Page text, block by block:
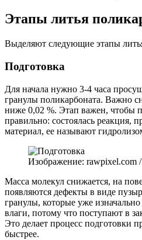
Этапы литья
Выделяют следующие этапы
Подготовка
Для начала нужно 3-4 часа
гранулы поликарбоната. Важно
ниже 0,02 %. Этап важен, чтобы
правильно: состоялась реакция,
материал, ее называют
Изображение: rawpixel.com
Масса молекул снижается, на
появляются дефекты в виде
гранулы, которые уже
влаги, потому что поступают в
Это делает процесс подготовки
быстрее.